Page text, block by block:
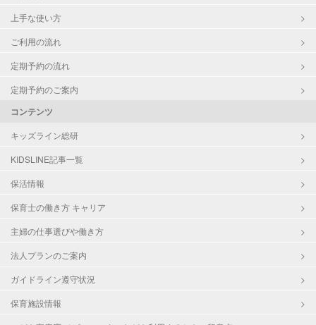
上手な使い方
ご利用の流れ
定期予約の流れ
定期予約のご案内
コンテンツ
キッズライン総研
KIDSLINE記事一覧
保活情報
保育士の働き方 キャリア
主婦の仕事選びや働き方
法人プランのご案内
ガイドライン遵守状況
保育施設情報